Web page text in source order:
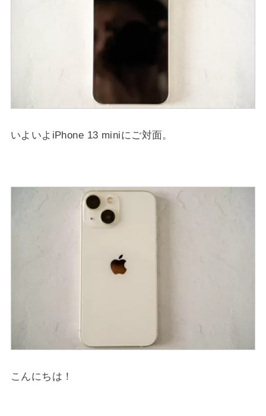
いよいよiPhone 13 miniにご対面。
こんにちは！